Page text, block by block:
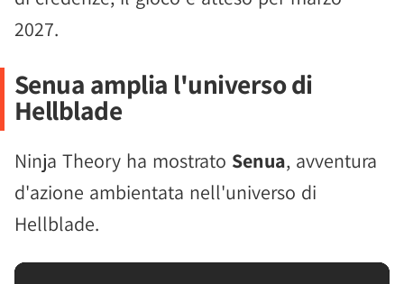
2027.
Senua amplia l'universo di
Hellblade
Ninja Theory ha mostrato Senua, avventura
d'azione ambientata nell'universo di
Hellblade.